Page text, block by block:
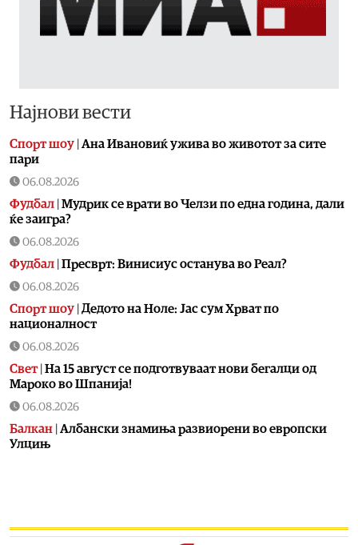
Најнови вести
Спорт шоу Aна Ивановиќ ужива во животот за сите
пари
06.08.2026
Фудбал Мудрик се врати во Челзи по една година, дали
ќе заигра?
06.08.2026
Фудбал Пресврт: Винисиус останува во Реал?
06.08.2026
Спорт шоу Дедото на Ноле: Јас сум Хрват по
националност
06.08.2026
Свет| На 15 август се подготвуваат нови бегалци од
Мароко во Шпанија!
06.08.2026
Балкан Албански знамиња развиорени во европски
Улцињ
06.08.2026